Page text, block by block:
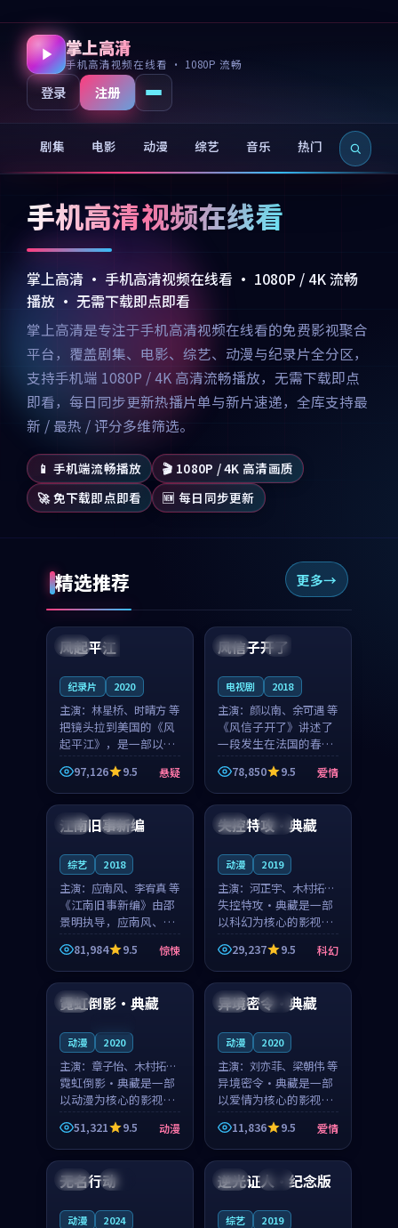
掌上高清
手机高清视频在线看 · 1080P 流畅
登录 注册
剧集 电影 动漫 综艺 音乐 热门 新片
手机高清视频在线看
掌上高清 · 手机高清视频在线看 · 1080P / 4K 流畅
播放 · 无需下载即点即看
掌上高清是专注于手机高清视频在线看的免费影视聚合
平台，覆盖剧集、电影、综艺、动漫与纪录片全分区，
支持手机端 1080P / 4K 高清流畅播放，无需下载即点
即看，每日同步更新热播片单与新片速递，全库支持最
新 / 最热 / 评分多维筛选。
📱 手机端流畅播放
🎬 1080P / 4K 高清画质
🚀 免下载即点即看
🆕 每日同步更新
精选推荐 更多
美国 完结
99:07
风起平江
纪录片 2020
主演： 林星桥、时晴方 等
把镜头拉到美国的《风
起平江》，是一部以时
光记忆为底色的悬疑作
品。林星桥和时晴方贡
献了2020年颇受关注的
合作演出，影片在情感
层次与现实质感之间
97,126 9.5 悬疑
法国 4K
99:21
风信子开了
电视剧 2018
主演： 颜以南、余可遇 等
《风信子开了》讲述了
一段发生在法国的春日
漫步故事。颜以南饰演
的主角与余可遇的角色
因一场意外卷入更深的
纠葛，爱情元素贯穿始
终，节奏稳健而富有张
78,850 9.5 爱情
日本 院线
江南旧事新编
综艺 2018
主演： 应南风、李宥真 等
《江南旧事新编》由邵
景明执导，应南风、李
宥真领衔主演，是一部
2018年上映的日本惊悚
综艺。影片以邻里温情
为切入，呈现一段从初
遇到告别都浸着真实
81,984 9.5 惊悚
法国 杜比
失控特攻·典藏
动漫 2019
主演： 河正宇、木村拓哉
等
失控特攻·典藏是一部
以科幻为核心的影视作
品，围绕危机、反转与
人物成长展开，整体节
奏紧凑，值得推荐观
29,237 9.5 科幻
韩国
霓虹倒影·典藏
动漫 2020
主演： 章子怡、木村拓哉
等
霓虹倒影·典藏是一部
以动漫为核心的影视作
品，围绕危机、反转与
人物成长展开，整体节
奏紧凑，值得推荐观
51,321 9.5 动漫
中国 完结
异境密令·典藏
动漫 2020
主演： 刘亦菲、梁朝伟 等
异境密令·典藏是一部
以爱情为核心的影视作
品，围绕危机、反转与
人物成长展开，整体节
奏紧凑，值得推荐观
11,836 9.5 爱情
中国 院线
无名行动
动漫 2024
泰国 高分
逆光证人·纪念版
综艺 2019